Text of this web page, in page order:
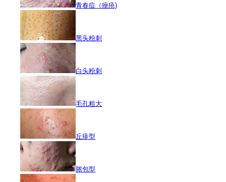
青春痘（痤疮)
黑头粉刺
白头粉刺
毛孔粗大
丘疹型
脓包型